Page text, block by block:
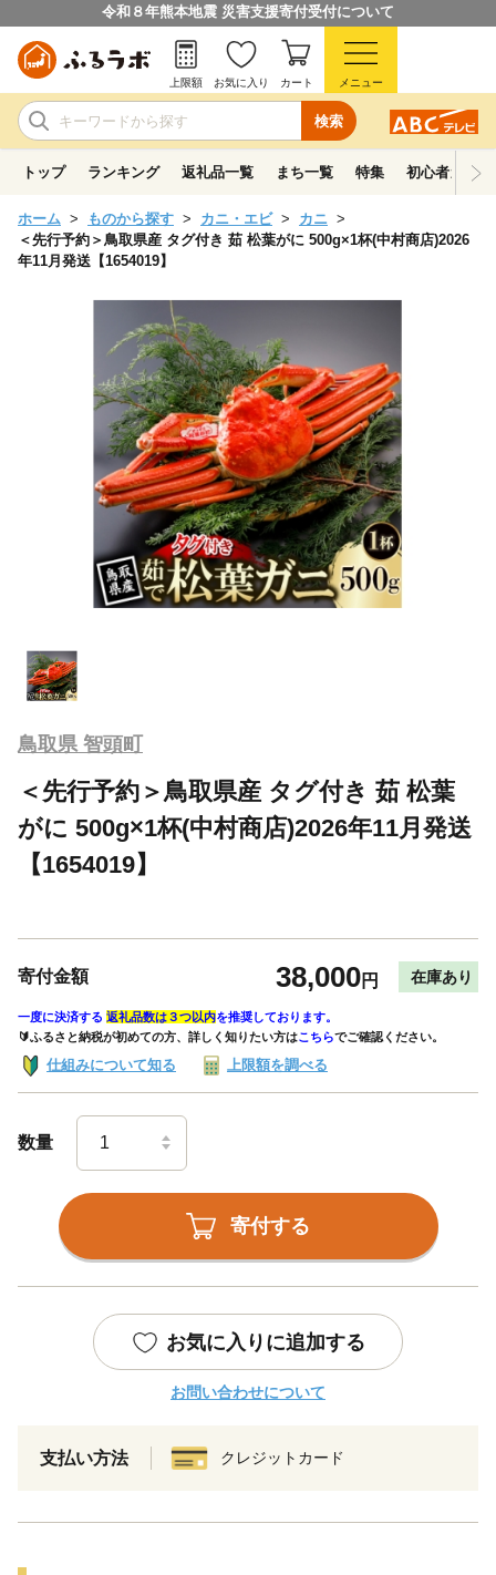
令和８年熊本地震 災害支援寄付受付について
検索
上限額 お気に入り カート メニュー
トップ ランキング 返礼品一覧 まち一覧 特集 初心者ガイド
ホーム ものから探す カニ・エビ
カニ
＜先行予約＞鳥取県産 タグ付き 茹 松葉がに 500g×1杯(中村商店)2026
年11月発送【1654019】
鳥取県 智頭町
＜先行予約＞鳥取県産 タグ付き 茹 松葉
がに 500g×1杯(中村商店)2026年11月発送
【1654019】
寄付金額 38,000円 在庫あり
一度に決済する 返礼品数は３つ以内を推奨しております。
🔰ふるさと納税が初めての方、詳しく知りたい方はこちらでご確認ください。
仕組みについて知る 上限額を調べる
数量
寄付する
お気に入りに追加する
お問い合わせについて
支払い方法 クレジットカード